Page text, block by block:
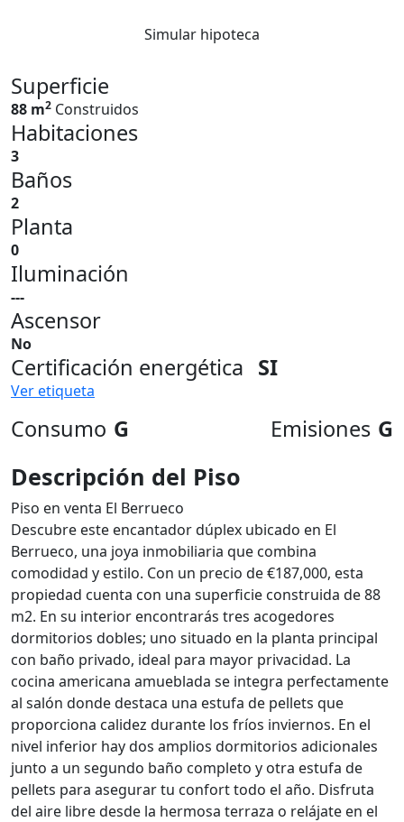
Simular hipoteca
Superficie
88 m2 Construidos
Habitaciones
3
Baños
2
Planta
0
Iluminación
---
Ascensor
No
Certificación energética SI
Ver etiqueta
Consumo G Emisiones G
Descripción del Piso
Piso en venta El Berrueco
Descubre este encantador dúplex ubicado en El
Berrueco, una joya inmobiliaria que combina
comodidad y estilo. Con un precio de €187,000, esta
propiedad cuenta con una superficie construida de 88
m2. En su interior encontrarás tres acogedores
dormitorios dobles; uno situado en la planta principal
con baño privado, ideal para mayor privacidad. La
cocina americana amueblada se integra perfectamente
al salón donde destaca una estufa de pellets que
proporciona calidez durante los fríos inviernos. En el
nivel inferior hay dos amplios dormitorios adicionales
junto a un segundo baño completo y otra estufa de
pellets para asegurar tu confort todo el año. Disfruta
del aire libre desde la hermosa terraza o relájate en el